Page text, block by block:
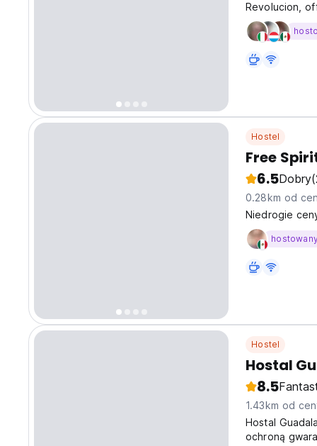
Revolucion,
All the rooms
showers and
Hostel
Free
6.5Dobry
0.28km od
Niedrogie
Hostel
Hostal
8.5
1.43km od
Hostal
ochroną